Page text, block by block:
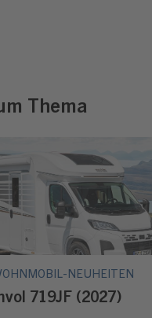
Thema
NEUHEITEN
719JF (2027)